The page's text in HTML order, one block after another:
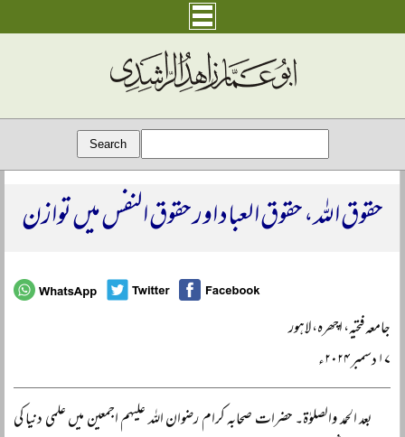
حقوق اللہ، حقوق العباد اور حقوق النفس میں توازن
جامعہ فتحیہ، اچھرہ، لاہور
۱۷ دسمبر ۲۰۲۴ء
بعد الحمد والصلوٰۃ۔ حضرات صحابہ کرام رضوان اللہ علیہم اجمعین میں علمی دنیا کی